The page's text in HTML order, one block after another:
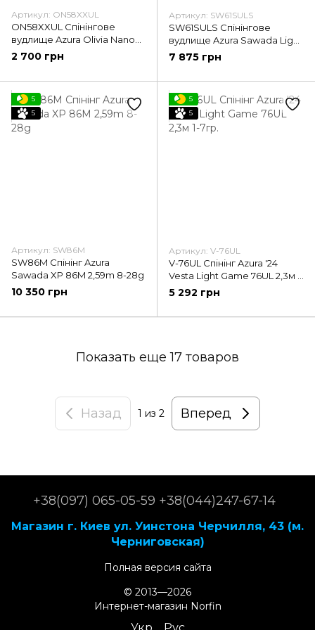
Артикул: ON58XXUL
ON58XXUL Спінінгове
вудлище Azura Olivia Nano
5'8" XXUL 1.73м 1.2г
2 700 грн
Артикул: SW61SULS
SW61SULS Cпінінговe
вудлище Azura Sawada Light
Rod 610SULS 2.08м 0.8-4г
7 875 грн
5
5
Артикул: SW86M
SW86M Спінінг Azura
Sawada XP 86M 2,59m 8-28g
10 350 грн
5
5
Артикул: V-76UL
V-76UL Спінінг Azura '24
Vesta Light Game 76UL 2,3м 1-
7гр.
5 292 грн
Показать еще 17 товаров
Назад 1 из 2 Вперед
+38(097) 065-05-59 +38(044)247-67-14
Магазин г. Киев ул. Уинстона Черчилля, 43 (м.
Черниговская)
Полная версия сайта
© 2013—2026
Интернет-магазин Norfin